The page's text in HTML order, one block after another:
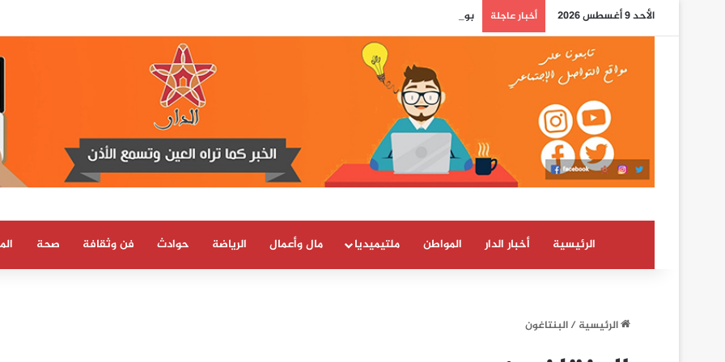
الأحد 9 أغسطس 2026 أخبار عاجلة بوريطة: اعتراف كولومبيا بسيادة المغرب على صحرائه «قرار تاريخي»…
الرئيسية أخبار الدار المواطن ملتيميديا مال وأعمال الرياضة حوادث فن وثقافة صحة
الرئيسية/البنتاغون